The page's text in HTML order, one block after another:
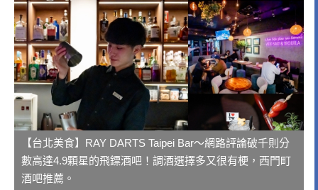
【台北美食】RAY DARTS Taipei Bar～網路評論破千則分
數高達4.9顆星的飛鏢酒吧！調酒選擇多又很有梗，西門町
酒吧推薦。